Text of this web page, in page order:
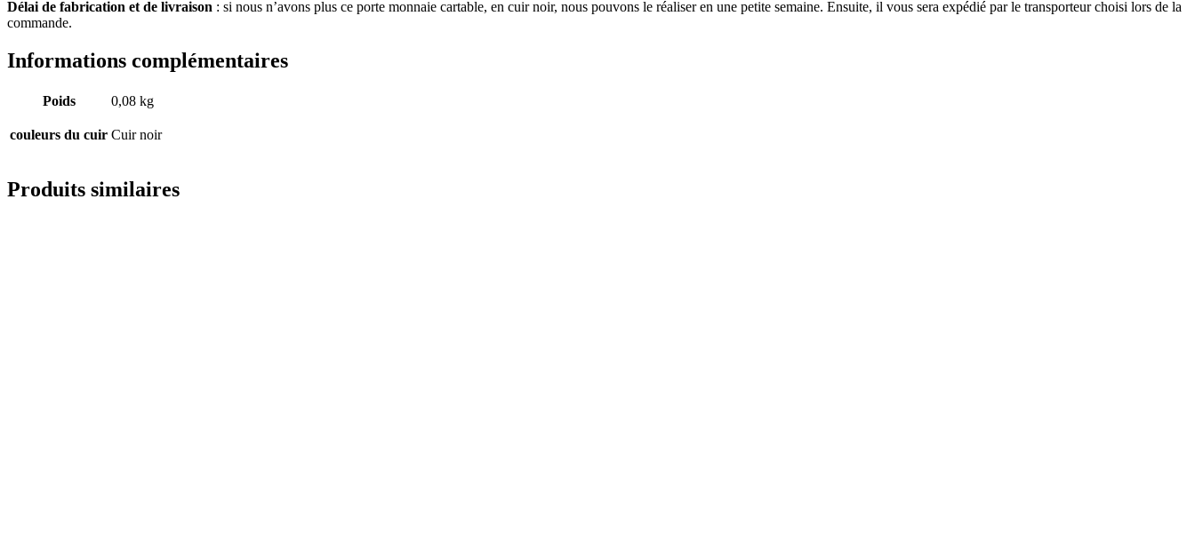
Délai de fabrication et de livraison : si nous n’avons plus ce porte monnaie cartable, en cuir noir, nous pouvons le réaliser en une petite semaine. Ensuite, il vous sera expédié par le transporteur choisi lors de la
commande.
Informations complémentaires
Poids 0,08 kg
couleurs du cuir Cuir noir
Produits similaires